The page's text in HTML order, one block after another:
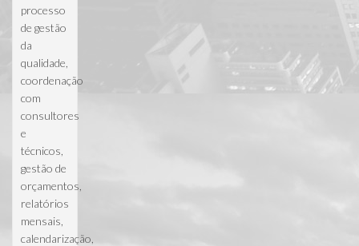
processo
de gestão
da
qualidade,
coordenação
com
consultores
e
técnicos,
gestão de
orçamentos,
relatórios
mensais,
calendarização,